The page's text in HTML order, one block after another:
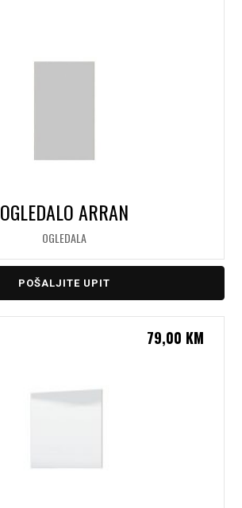
OGLEDALO ARRAN
OGLEDALA
POŠALJITE UPIT
79,00 KM